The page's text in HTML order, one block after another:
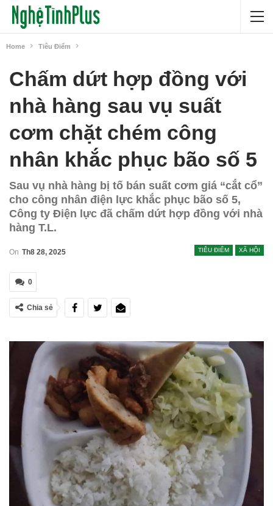
Home Tiêu Điểm
Chấm dứt hợp đồng với
nhà hàng sau vụ suất
cơm chặt chém công
nhân khắc phục bão số 5
Sau vụ nhà hàng bị tố bán suất cơm giá “cắt cổ”
cho công nhân điện lực khắc phục bão số 5,
Công ty Điện lực đã chấm dứt hợp đồng với nhà
hàng T.L.
TIÊU ĐIỂM XÃ HỘI
On Th8 28, 2025
0
Chia sẻ